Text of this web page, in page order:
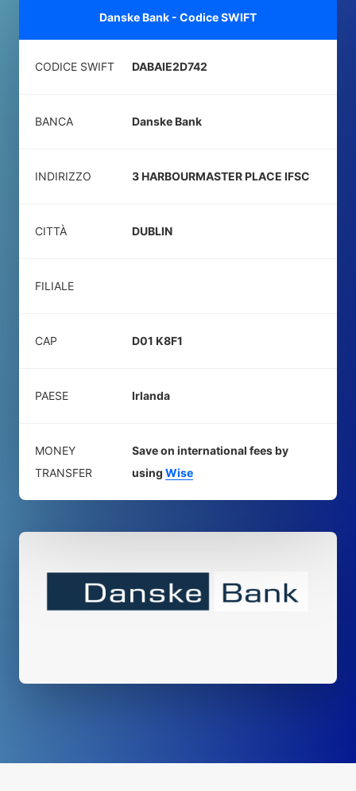
Danske Bank - Codice SWIFT
CODICE SWIFT DABAIE2D742
BANCA Danske Bank
INDIRIZZO 3 HARBOURMASTER PLACE IFSC
CITTÀ DUBLIN
FILIALE
CAP D01 K8F1
PAESE Irlanda
MONEY
TRANSFER
Save on international fees by
using Wise